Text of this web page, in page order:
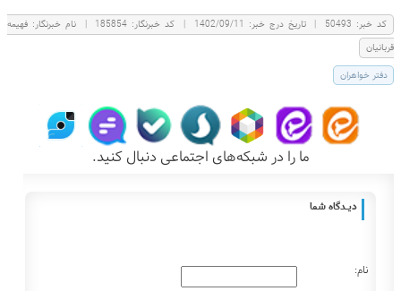
كد خبر: 50493
| تاریخ درج خبر: 1402/09/11
| کد خبرنگار: 185854
| نام خبرنگار: فهيمه
قربانيان
دفتر خواهران
ما را در شبکه‌های اجتماعی دنبال کنید.
دیـــدگاه شما
نام: